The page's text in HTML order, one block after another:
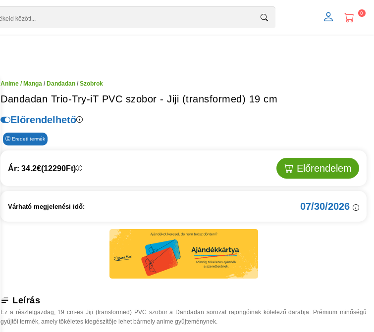
0
Anime / Manga / Dandadan / Szobrok
Dandadan Trio-Try-iT PVC szobor - Jiji (transformed) 19 cm
Előrendelhető
Eredeti termék
Ár: 34.2€(12290Ft) Előrendelem
Várható megjelenési idő: 07/30/2026
Leírás
Ez a részletgazdag, 19 cm-es Jiji (transformed) PVC szobor a Dandadan sorozat rajongóinak kötelező darabja. Prémium minőségű
gyűjtői termék, amely tökéletes kiegészítője lehet bármely anime gyűjteménynek.